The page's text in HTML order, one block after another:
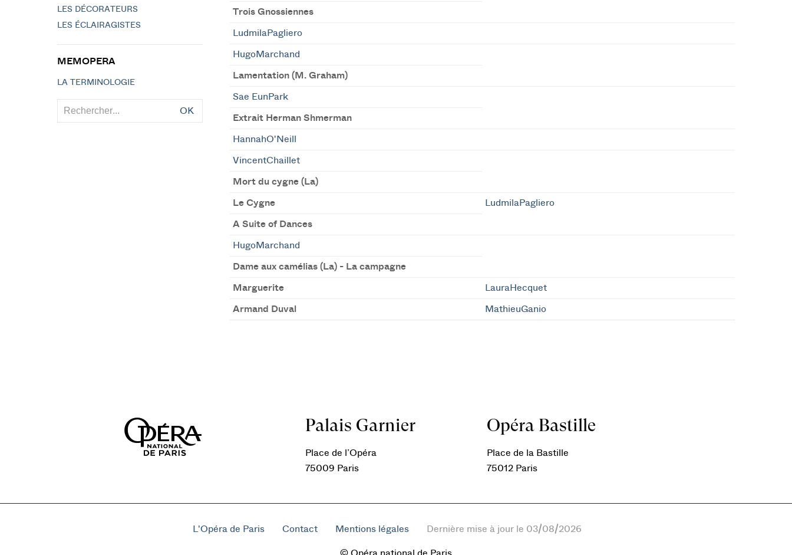
Trois Gnossiennes
LudmilaPagliero
HugoMarchand
Lamentation (M. Graham)
Sae EunPark
Extrait Herman Shmerman
HannahO'Neill
VincentChaillet
Mort du cygne (La)
Le Cygne LudmilaPagliero
A Suite of Dances
HugoMarchand
Dame aux camélias (La) - La campagne
Marguerite LauraHecquet
Armand Duval MathieuGanio
LES DÉCORATEURS
LES ÉCLAIRAGISTES
MEMOPERA
LA TERMINOLOGIE
OK
Palais Garnier
Place de l’Opéra
75009 Paris
Opéra Bastille
Place de la Bastille
75012 Paris
L'Opéra de Paris Contact Mentions légales Dernière mise à jour le 03/08/2026